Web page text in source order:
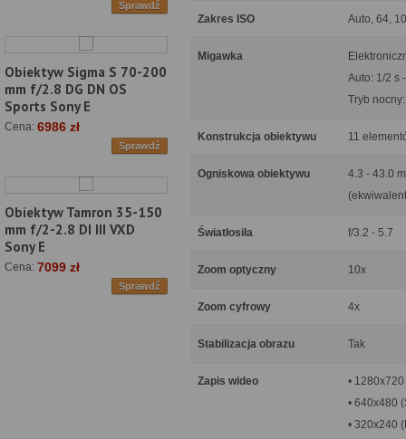
Sprawdź
Obiektyw Sigma S 70-200
mm f/2.8 DG DN OS
Sports Sony E
Cena: 6986 zł
Sprawdź
Obiektyw Tamron 35-150
mm f/2-2.8 DI III VXD
Sony E
Cena: 7099 zł
Sprawdź
Zakres ISO Auto, 64,
Migawka
Auto: 1/2 s
Tryb
Konstrukcja obiektywu 11
Ogniskowa obiektywu
4.3 - 43.0
Światłosiła f/3.2 - 5.7
Zoom optyczny 10x
Zoom cyfrowy 4x
Stabilizacja obrazu Tak
Zapis wideo
•
• 640x480
• 320x240